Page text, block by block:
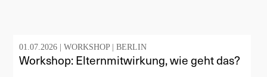
01.07.2026 | WORKSHOP BERLIN
Workshop: Elternmitwirkung, wie geht das?